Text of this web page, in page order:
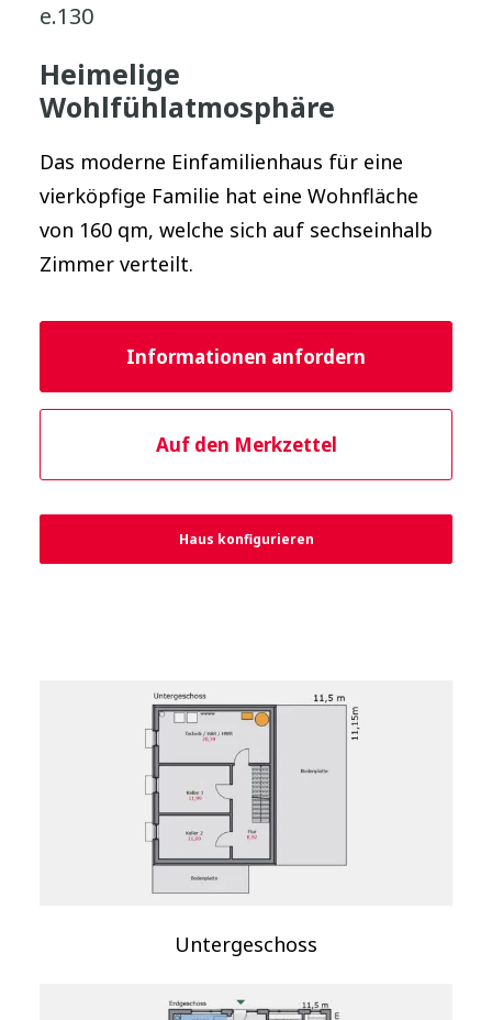
e.130
Heimelige
Wohlfühlatmosphäre
Das moderne Einfamilienhaus für eine
vierköpfige Familie hat eine Wohnfläche
von 160 qm, welche sich auf sechseinhalb
Zimmer verteilt.
Informationen anfordern
Auf den Merkzettel
Haus konfigurieren
Untergeschoss